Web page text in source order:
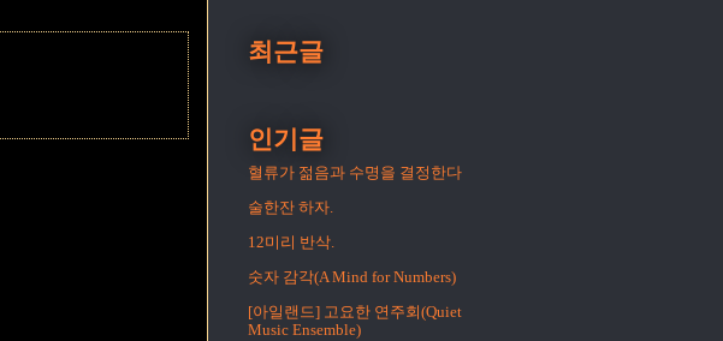
최근글
인기글
혈류가 젊음과 수명을 결정한다
술한잔 하자.
12미리 반삭.
숫자 감각(A Mind for Numbers)
[아일랜드] 고요한 연주회(Quiet
Music Ensemble)